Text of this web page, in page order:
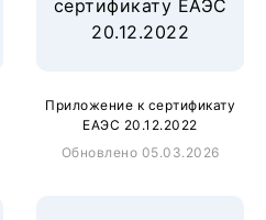
Приложение к сертификату
ЕАЭС 20.12.2022
Обновлено 05.03.2026